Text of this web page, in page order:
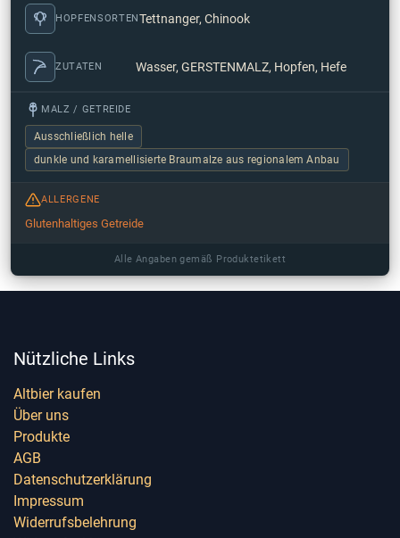
HOPFENSORTEN Tettnanger, Chinook
ZUTATEN Wasser, GERSTENMALZ, Hopfen, Hefe
MALZ / GETREIDE
Ausschließlich helle
dunkle und karamellisierte Braumalze aus regionalem Anbau
ALLERGENE
Glutenhaltiges Getreide
Alle Angaben gemäß Produktetikett
Nützliche Links
Altbier kaufen
Über uns
Produkte
AGB
Datenschutzerklärung
Impressum
Widerrufsbelehrung